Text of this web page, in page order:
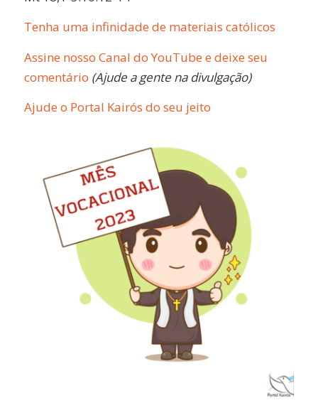
Tenha uma infinidade de materiais católicos
Assine nosso Canal do YouTube e deixe seu
comentário (Ajude a gente na divulgação)
Ajude o Portal Kairós do seu jeito